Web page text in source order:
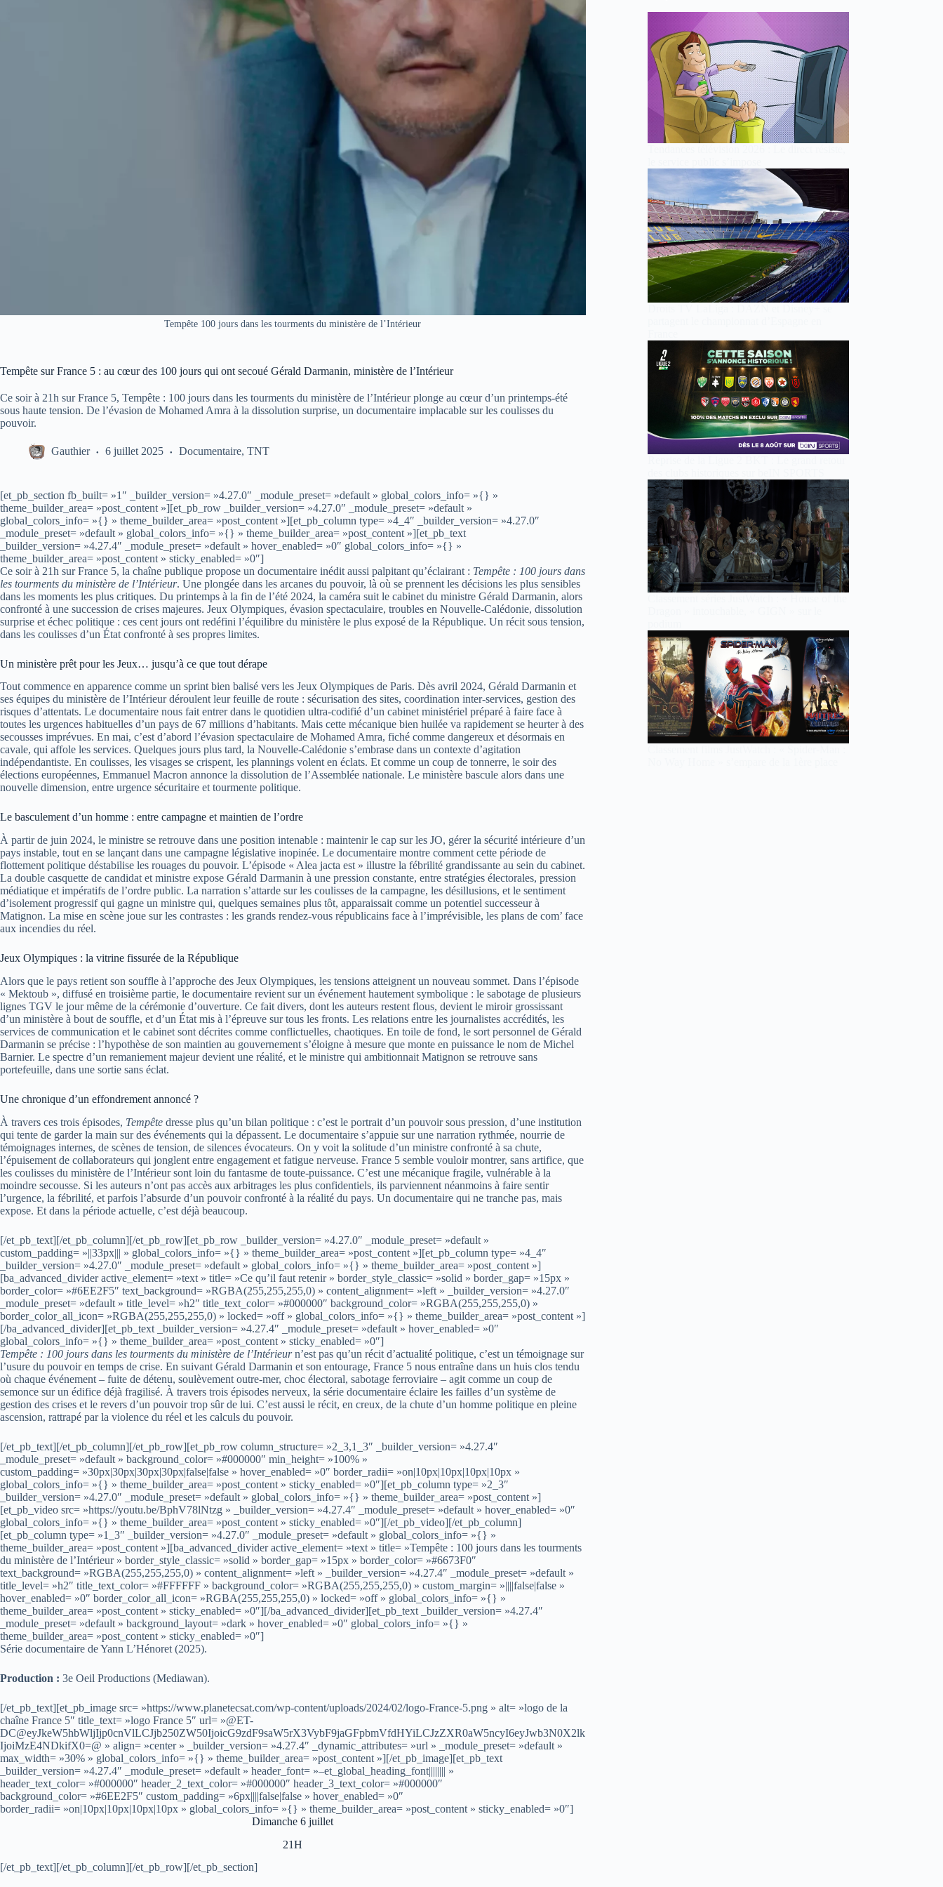
Tempête 100 jours dans les tourments du ministère de l’Intérieur
Tempête sur France 5 : au cœur des 100 jours qui ont secoué Gérald Darmanin, ministère de l’Intérieur
Ce soir à 21h sur France 5, Tempête : 100 jours dans les tourments du ministère de l’Intérieur plonge au cœur d’un printemps-été
sous haute tension. De l’évasion de Mohamed Amra à la dissolution surprise, un documentaire implacable sur les coulisses du
pouvoir.
Gauthier 6 juillet 2025 Documentaire, TNT
[et_pb_section fb_built= »1″ _builder_version= »4.27.0″ _module_preset= »default » global_colors_info= »{} »
theme_builder_area= »post_content »][et_pb_row _builder_version= »4.27.0″ _module_preset= »default »
global_colors_info= »{} » theme_builder_area= »post_content »][et_pb_column type= »4_4″ _builder_version= »4.27.0″
_module_preset= »default » global_colors_info= »{} » theme_builder_area= »post_content »][et_pb_text
_builder_version= »4.27.4″ _module_preset= »default » hover_enabled= »0″ global_colors_info= »{} »
theme_builder_area= »post_content » sticky_enabled= »0″]
Ce soir à 21h sur France 5, la chaîne publique propose un documentaire inédit aussi palpitant qu’éclairant : Tempête : 100 jours dans
les tourments du ministère de l’Intérieur. Une plongée dans les arcanes du pouvoir, là où se prennent les décisions les plus sensibles
dans les moments les plus critiques. Du printemps à la fin de l’été 2024, la caméra suit le cabinet du ministre Gérald Darmanin, alors
confronté à une succession de crises majeures. Jeux Olympiques, évasion spectaculaire, troubles en Nouvelle-Calédonie, dissolution
surprise et échec politique : ces cent jours ont redéfini l’équilibre du ministère le plus exposé de la République. Un récit sous tension,
dans les coulisses d’un État confronté à ses propres limites.
Un ministère prêt pour les Jeux… jusqu’à ce que tout dérape
Tout commence en apparence comme un sprint bien balisé vers les Jeux Olympiques de Paris. Dès avril 2024, Gérald Darmanin et
ses équipes du ministère de l’Intérieur déroulent leur feuille de route : sécurisation des sites, coordination inter-services, gestion des
risques d’attentats. Le documentaire nous fait entrer dans le quotidien ultra-codifié d’un cabinet ministériel préparé à faire face à
toutes les urgences habituelles d’un pays de 67 millions d’habitants. Mais cette mécanique bien huilée va rapidement se heurter à des
secousses imprévues. En mai, c’est d’abord l’évasion spectaculaire de Mohamed Amra, fiché comme dangereux et désormais en
cavale, qui affole les services. Quelques jours plus tard, la Nouvelle-Calédonie s’embrase dans un contexte d’agitation
indépendantiste. En coulisses, les visages se crispent, les plannings volent en éclats. Et comme un coup de tonnerre, le soir des
élections européennes, Emmanuel Macron annonce la dissolution de l’Assemblée nationale. Le ministère bascule alors dans une
nouvelle dimension, entre urgence sécuritaire et tourmente politique.
Le basculement d’un homme : entre campagne et maintien de l’ordre
À partir de juin 2024, le ministre se retrouve dans une position intenable : maintenir le cap sur les JO, gérer la sécurité intérieure d’un
pays instable, tout en se lançant dans une campagne législative inopinée. Le documentaire montre comment cette période de
flottement politique déstabilise les rouages du pouvoir. L’épisode « Alea jacta est » illustre la fébrilité grandissante au sein du cabinet.
La double casquette de candidat et ministre expose Gérald Darmanin à une pression constante, entre stratégies électorales, pression
médiatique et impératifs de l’ordre public. La narration s’attarde sur les coulisses de la campagne, les désillusions, et le sentiment
d’isolement progressif qui gagne un ministre qui, quelques semaines plus tôt, apparaissait comme un potentiel successeur à
Matignon. La mise en scène joue sur les contrastes : les grands rendez-vous républicains face à l’imprévisible, les plans de com’ face
aux incendies du réel.
Jeux Olympiques : la vitrine fissurée de la République
Alors que le pays retient son souffle à l’approche des Jeux Olympiques, les tensions atteignent un nouveau sommet. Dans l’épisode
« Mektoub », diffusé en troisième partie, le documentaire revient sur un événement hautement symbolique : le sabotage de plusieurs
lignes TGV le jour même de la cérémonie d’ouverture. Ce fait divers, dont les auteurs restent flous, devient le miroir grossissant
d’un ministère à bout de souffle, et d’un État mis à l’épreuve sur tous les fronts. Les relations entre les journalistes accrédités, les
services de communication et le cabinet sont décrites comme conflictuelles, chaotiques. En toile de fond, le sort personnel de Gérald
Darmanin se précise : l’hypothèse de son maintien au gouvernement s’éloigne à mesure que monte en puissance le nom de Michel
Barnier. Le spectre d’un remaniement majeur devient une réalité, et le ministre qui ambitionnait Matignon se retrouve sans
portefeuille, dans une sortie sans éclat.
Une chronique d’un effondrement annoncé ?
À travers ces trois épisodes, Tempête dresse plus qu’un bilan politique : c’est le portrait d’un pouvoir sous pression, d’une institution
qui tente de garder la main sur des événements qui la dépassent. Le documentaire s’appuie sur une narration rythmée, nourrie de
témoignages internes, de scènes de tension, de silences évocateurs. On y voit la solitude d’un ministre confronté à sa chute,
l’épuisement de collaborateurs qui jonglent entre engagement et fatigue nerveuse. France 5 semble vouloir montrer, sans artifice, que
les coulisses du ministère de l’Intérieur sont loin du fantasme de toute-puissance. C’est une mécanique fragile, vulnérable à la
moindre secousse. Si les auteurs n’ont pas accès aux arbitrages les plus confidentiels, ils parviennent néanmoins à faire sentir
l’urgence, la fébrilité, et parfois l’absurde d’un pouvoir confronté à la réalité du pays. Un documentaire qui ne tranche pas, mais
expose. Et dans la période actuelle, c’est déjà beaucoup.
[/et_pb_text][/et_pb_column][/et_pb_row][et_pb_row _builder_version= »4.27.0″ _module_preset= »default »
custom_padding= »||33px||| » global_colors_info= »{} » theme_builder_area= »post_content »][et_pb_column type= »4_4″
_builder_version= »4.27.0″ _module_preset= »default » global_colors_info= »{} » theme_builder_area= »post_content »]
[ba_advanced_divider active_element= »text » title= »Ce qu’il faut retenir » border_style_classic= »solid » border_gap= »15px »
border_color= »#6EE2F5″ text_background= »RGBA(255,255,255,0) » content_alignment= »left » _builder_version= »4.27.0″
_module_preset= »default » title_level= »h2″ title_text_color= »#000000″ background_color= »RGBA(255,255,255,0) »
border_color_all_icon= »RGBA(255,255,255,0) » locked= »off » global_colors_info= »{} » theme_builder_area= »post_content »]
[/ba_advanced_divider][et_pb_text _builder_version= »4.27.4″ _module_preset= »default » hover_enabled= »0″
global_colors_info= »{} » theme_builder_area= »post_content » sticky_enabled= »0″]
Tempête : 100 jours dans les tourments du ministère de l’Intérieurn’est pas qu’un récit d’actualité politique, c’est un témoignage sur
l’usure du pouvoir en temps de crise. En suivant Gérald Darmanin et son entourage, France 5 nous entraîne dans un huis clos tendu
où chaque événement – fuite de détenu, soulèvement outre-mer, choc électoral, sabotage ferroviaire – agit comme un coup de
semonce sur un édifice déjà fragilisé. À travers trois épisodes nerveux, la série documentaire éclaire les failles d’un système de
gestion des crises et le revers d’un pouvoir trop sûr de lui. C’est aussi le récit, en creux, de la chute d’un homme politique en pleine
ascension, rattrapé par la violence du réel et les calculs du pouvoir.
[/et_pb_text][/et_pb_column][/et_pb_row][et_pb_row column_structure= »2_3,1_3″ _builder_version= »4.27.4″
_module_preset= »default » background_color= »#000000″ min_height= »100% »
custom_padding= »30px|30px|30px|30px|false|false » hover_enabled= »0″ border_radii= »on|10px|10px|10px|10px »
global_colors_info= »{} » theme_builder_area= »post_content » sticky_enabled= »0″][et_pb_column type= »2_3″
_builder_version= »4.27.0″ _module_preset= »default » global_colors_info= »{} » theme_builder_area= »post_content »]
[et_pb_video src= »https://youtu.be/BphV78lNtzg » _builder_version= »4.27.4″ _module_preset= »default » hover_enabled= »0″
global_colors_info= »{} » theme_builder_area= »post_content » sticky_enabled= »0″][/et_pb_video][/et_pb_column]
[et_pb_column type= »1_3″ _builder_version= »4.27.0″ _module_preset= »default » global_colors_info= »{} »
theme_builder_area= »post_content »][ba_advanced_divider active_element= »text » title= »Tempête : 100 jours dans les tourments
du ministère de l’Intérieur » border_style_classic= »solid » border_gap= »15px » border_color= »#6673F0″
text_background= »RGBA(255,255,255,0) » content_alignment= »left » _builder_version= »4.27.4″ _module_preset= »default »
title_level= »h2″ title_text_color= »#FFFFFF » background_color= »RGBA(255,255,255,0) » custom_margin= »||||false|false »
hover_enabled= »0″ border_color_all_icon= »RGBA(255,255,255,0) » locked= »off » global_colors_info= »{} »
theme_builder_area= »post_content » sticky_enabled= »0″][/ba_advanced_divider][et_pb_text _builder_version= »4.27.4″
_module_preset= »default » background_layout= »dark » hover_enabled= »0″ global_colors_info= »{} »
theme_builder_area= »post_content » sticky_enabled= »0″]
Série documentaire de Yann L’Hénoret (2025).
Production : 3e Oeil Productions (Mediawan).
[/et_pb_text][et_pb_image src= »https://www.planetecsat.com/wp-content/uploads/2024/02/logo-France-5.png » alt= »logo de la
chaîne France 5″ title_text= »logo France 5″ url= »@ET-
DC@eyJkeW5hbWljIjp0cnVlLCJjb250ZW50IjoicG9zdF9saW5rX3VybF9jaGFpbmVfdHYiLCJzZXR0aW5ncyI6eyJwb3N0X2lk
IjoiMzE4NDkifX0=@ » align= »center » _builder_version= »4.27.4″ _dynamic_attributes= »url » _module_preset= »default »
max_width= »30% » global_colors_info= »{} » theme_builder_area= »post_content »][/et_pb_image][et_pb_text
_builder_version= »4.27.4″ _module_preset= »default » header_font= »–et_global_heading_font|||||||| »
header_text_color= »#000000″ header_2_text_color= »#000000″ header_3_text_color= »#000000″
background_color= »#6EE2F5″ custom_padding= »6px||||false|false » hover_enabled= »0″
border_radii= »on|10px|10px|10px|10px » global_colors_info= »{} » theme_builder_area= »post_content » sticky_enabled= »0″]
Dimanche 6 juillet
21H
[/et_pb_text][/et_pb_column][/et_pb_row][/et_pb_section]